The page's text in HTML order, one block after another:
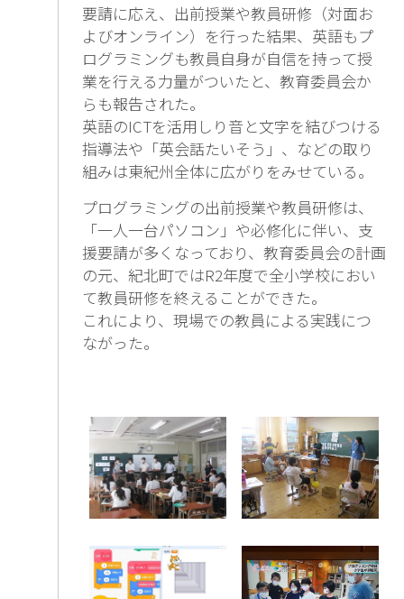
要請に応え、出前授業や教員研修（対面お
よびオンライン）を行った結果、英語もプ
ログラミングも教員自身が自信を持って授
業を行える力量がついたと、教育委員会か
らも報告された。
英語のICTを活用しり音と文字を結びつける
指導法や「英会話たいそう」、などの取り
組みは東紀州全体に広がりをみせている。
プログラミングの出前授業や教員研修は、
「一人一台パソコン」や必修化に伴い、支
援要請が多くなっており、教育委員会の計画
の元、紀北町ではR2年度で全小学校におい
て教員研修を終えることができた。
これにより、現場での教員による実践につ
ながった。